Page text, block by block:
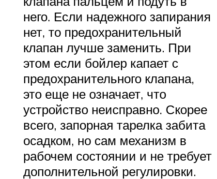
него. Если надежного запирания
нет, то предохранительный
клапан лучше заменить. При
этом если бойлер капает с
предохранительного клапана,
это еще не означает, что
устройство неисправно. Скорее
всего, запорная тарелка забита
осадком, но сам механизм в
рабочем состоянии и не требует
дополнительной регулировки.